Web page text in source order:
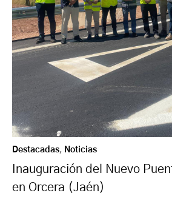
Destacadas, Noticias
Inauguración del Nuevo
en Orcera (Jaén)